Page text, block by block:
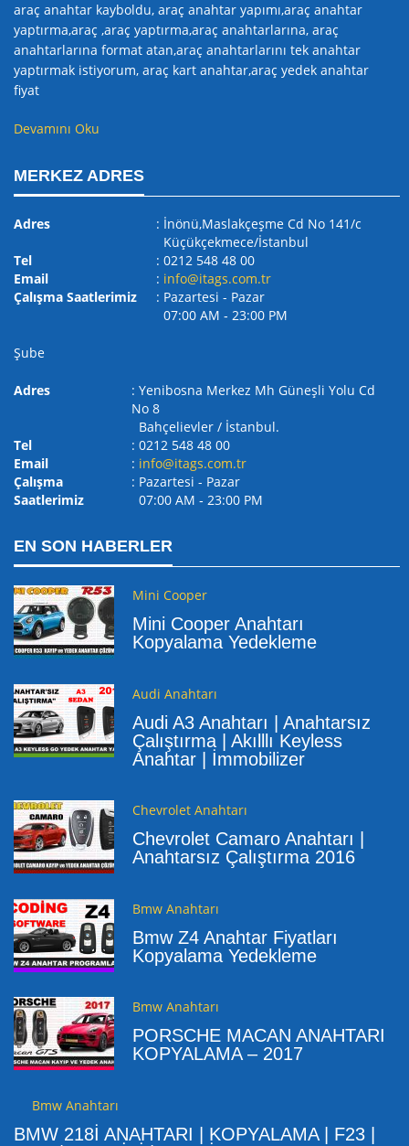
araç anahtar kayboldu, araç anahtar yapımı,araç anahtar
yaptırma,araç ,araç yaptırma,araç anahtarlarına, araç
anahtarlarına format atan,araç anahtarlarını tek anahtar
yaptırmak istiyorum, araç kart anahtar,araç yedek anahtar
fiyat
Devamını Oku
MERKEZ ADRES
Adres
: İnönü,Maslakçeşme Cd No 141/c
Küçükçekmece/İstanbul
Tel
: 0212 548 48 00
Email
: info@itags.com.tr
Çalışma Saatlerimiz
: Pazartesi - Pazar
07:00 AM ‐ 23:00 PM
Şube
Adres
: Yenibosna Merkez Mh Güneşli Yolu Cd
No 8
Bahçelievler / İstanbul.
Tel
: 0212 548 48 00
Email
: info@itags.com.tr
Çalışma
Saatlerimiz
: Pazartesi - Pazar
07:00 AM ‐ 23:00 PM
EN SON HABERLER
Mini Cooper
Mini Cooper Anahtarı
Kopyalama Yedekleme
Audi Anahtarı
Audi A3 Anahtarı | Anahtarsız
Çalıştırma | Akılllı Keyless
Anahtar | İmmobilizer
Chevrolet Anahtarı
Chevrolet Camaro Anahtarı |
Anahtarsız Çalıştırma 2016
Bmw Anahtarı
Bmw Z4 Anahtar Fiyatları
Kopyalama Yedekleme
Bmw Anahtarı
PORSCHE MACAN ANAHTARI
KOPYALAMA – 2017
Bmw Anahtarı
BMW 218İ ANAHTARI | KOPYALAMA | F23 |